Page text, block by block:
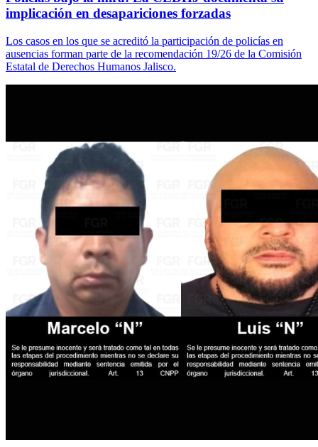
implicación en desapariciones forzadas
Los casos en los que se acreditó la participación de policías en
ausencias forman parte de la recomendación 19/26 de la Comisión
Estatal de Derechos Humanos Jalisco.